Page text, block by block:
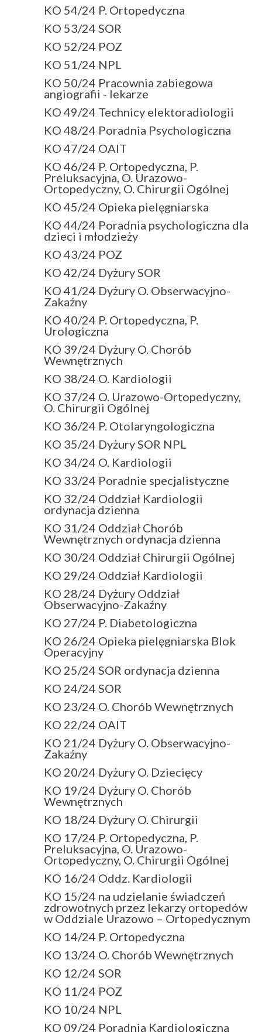
KO 54/24 P. Ortopedyczna
KO 53/24 SOR
KO 52/24 POZ
KO 51/24 NPL
KO 50/24 Pracownia zabiegowa
angiografii - lekarze
KO 49/24 Technicy elektoradiologii
KO 48/24 Poradnia Psychologiczna
KO 47/24 OAIT
KO 46/24 P. Ortopedyczna, P.
Preluksacyjna, O. Urazowo-
Ortopedyczny, O. Chirurgii Ogólnej
KO 45/24 Opieka pielęgniarska
KO 44/24 Poradnia psychologiczna dla
dzieci i młodzieży
KO 43/24 POZ
KO 42/24 Dyżury SOR
KO 41/24 Dyżury O. Obserwacyjno-
Zakaźny
KO 40/24 P. Ortopedyczna, P.
Urologiczna
KO 39/24 Dyżury O. Chorób
Wewnętrznych
KO 38/24 O. Kardiologii
KO 37/24 O. Urazowo-Ortopedyczny,
O. Chirurgii Ogólnej
KO 36/24 P. Otolaryngologiczna
KO 35/24 Dyżury SOR NPL
KO 34/24 O. Kardiologii
KO 33/24 Poradnie specjalistyczne
KO 32/24 Oddział Kardiologii
ordynacja dzienna
KO 31/24 Oddział Chorób
Wewnętrznych ordynacja dzienna
KO 30/24 Oddział Chirurgii Ogólnej
KO 29/24 Oddział Kardiologii
KO 28/24 Dyżury Oddział
Obserwacyjno-Zakaźny
KO 27/24 P. Diabetologiczna
KO 26/24 Opieka pielęgniarska Blok
Operacyjny
KO 25/24 SOR ordynacja dzienna
KO 24/24 SOR
KO 23/24 O. Chorób Wewnętrznych
KO 22/24 OAIT
KO 21/24 Dyżury O. Obserwacyjno-
Zakaźny
KO 20/24 Dyżury O. Dziecięcy
KO 19/24 Dyżury O. Chorób
Wewnętrznych
KO 18/24 Dyżury O. Chirurgii
KO 17/24 P. Ortopedyczna, P.
Preluksacyjna, O. Urazowo-
Ortopedyczny, O. Chirurgii Ogólnej
KO 16/24 Oddz. Kardiologii
KO 15/24 na udzielanie świadczeń
zdrowotnych przez lekarzy ortopedów
w Oddziale Urazowo – Ortopedycznym
KO 14/24 P. Ortopedyczna
KO 13/24 O. Chorób Wewnętrznych
KO 12/24 SOR
KO 11/24 POZ
KO 10/24 NPL
KO 09/24 Poradnia Kardiologiczna